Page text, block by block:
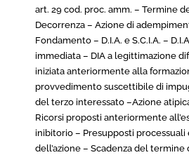
art. 29 cod. proc. amm. – Termine
Decorrenza – Azione di
Fondamento – D.I.A. e S.C.I.A. –
immediata – DIA a legittimazione
iniziata anteriormente alla
provvedimento suscettibile di
del terzo interessato –Azione
Ricorsi proposti anteriormente
inibitorio – Presupposti processuali
dell’azione – Scadenza del